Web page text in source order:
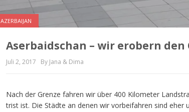
AZERBAIJAN
Aserbaidschan – wir erobern
Juli 2, 2017 By Jana & Dima
Nach der Grenze fahren wir über 400 Kilometer
trist ist. Die Städte an denen wir vorbeifahren sind